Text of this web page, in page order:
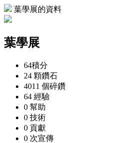
葉學展的資料
葉學展
64積分
24 顆鑽石
4011 個碎鑽
64 經驗
0 幫助
0 技術
0 貢獻
0 次宣傳